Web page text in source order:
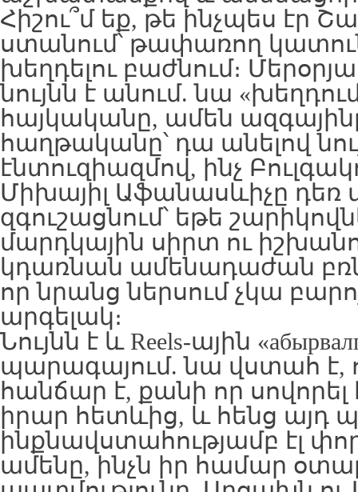
Հիշու՞մ եք, թե ինչպես էր
ստանում՝ թափառող
խեղդելու բաժնում։
նույնն է անում. նա
հայկականը, ամեն
հաղթականը՝ դա անելով
էնտուզիազմով, ինչ
Միխայիլ Աֆանասևիչը դեռ
զգուշացնում՝ եթե
մարդկային սիրտ ու
կդառնան ամենադաժան
որ նրանց ներսում չկա
արգելակ։
Նույնն է և Reels-ային
պարագայում. նա վստահ է,
հանճար է, քանի որ
իրար հետևից, և հենց այդ
ինքնավստահությամբ էլ
ամենը, ինչն իր համար